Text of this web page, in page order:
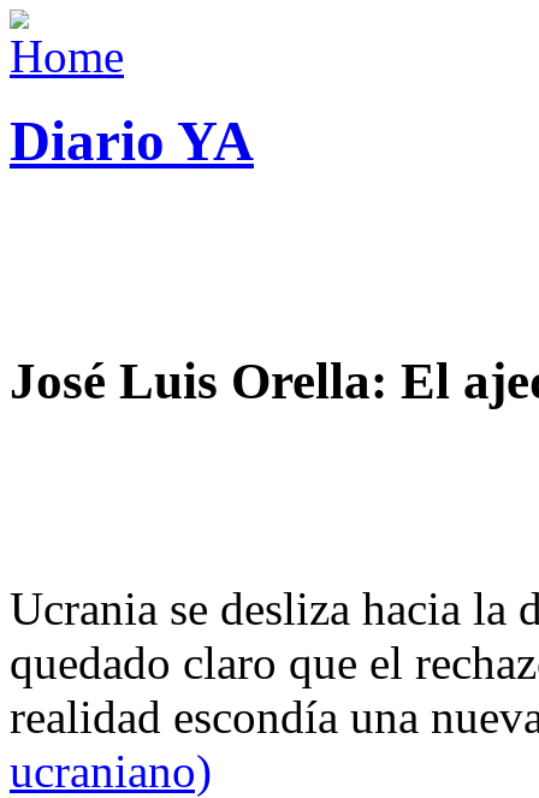
Diario YA
José Luis Orella: El
Ucrania se desliza hacia
quedado claro que el
realidad escondía una
ucraniano)